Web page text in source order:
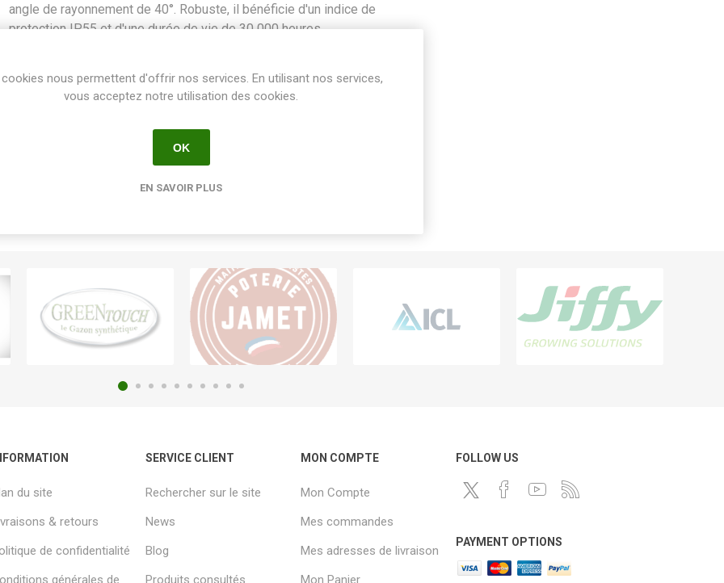
angle de rayonnement de 40°. Robuste, il bénéficie d'un indice de
protection IP55 et d'une durée de vie de 30 000 heures.
SKU:
4024163223843
du site
& retours
de confidentialité
générales de
SERVICE CLIENT
Rechercher sur le site
News
Blog
Produits consultés
MON COMPTE
Mon Compte
Mes commandes
Mes adresses de livraison
Mon Panier
FOLLOW US
PAYMENT OPTIONS
nous permettent d'offrir nos services. En utilisant nos services,
vous acceptez notre utilisation des cookies.
OK
EN SAVOIR PLUS